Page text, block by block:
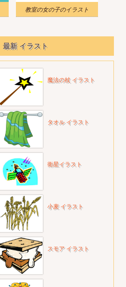
教室の女の子のイラスト
最新 イラスト
魔法の杖 イラスト
タオル イラスト
衛星イラスト
小麦 イラスト
スモア イラスト